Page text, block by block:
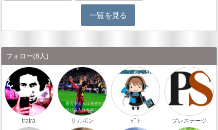
一覧を見る
フォロー(8人)
tratra サカボン ビト プレステージ